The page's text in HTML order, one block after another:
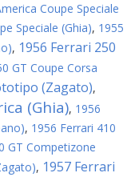
Coupe Speciale
Speciale (Ghia), 1955
, 1956 Ferrari 250
GT Coupe Corsa
(Zagato),
(Ghia), 1956
, 1956 Ferrari 410
GT Competizone
, 1957 Ferrari